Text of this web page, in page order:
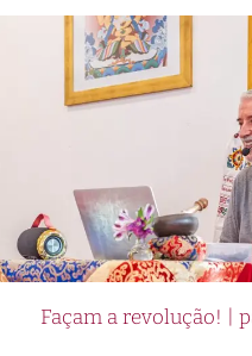
Façam a revolução! |